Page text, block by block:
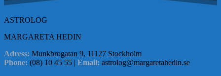
ASTROLOG
MARGARETA HEDIN
Adress: Munkbrogatan 9, 11127 Stockholm
Phone: (08) 10 45 55 | Email: astrolog@margaretahedin.se